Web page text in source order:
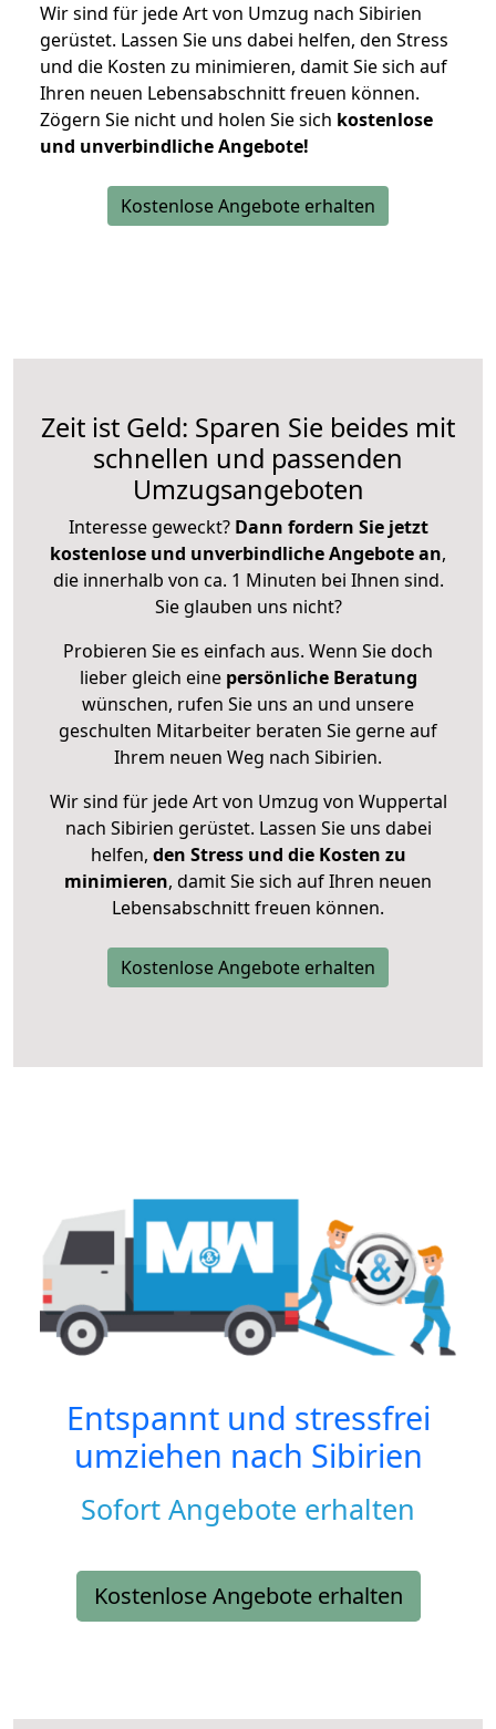
Wir sind für jede Art von Umzug nach Sibirien
gerüstet. Lassen Sie uns dabei helfen, den Stress
und die Kosten zu minimieren, damit Sie sich auf
Ihren neuen Lebensabschnitt freuen können.
Zögern Sie nicht und holen Sie sich kostenlose
und unverbindliche Angebote!
Kostenlose Angebote erhalten
Zeit ist Geld: Sparen Sie beides mit
schnellen und passenden
Umzugsangeboten
Interesse geweckt? Dann fordern Sie jetzt
kostenlose und unverbindliche Angebote an,
die innerhalb von ca. 1 Minuten bei Ihnen sind.
Sie glauben uns nicht?
Probieren Sie es einfach aus. Wenn Sie doch
lieber gleich eine persönliche Beratung
wünschen, rufen Sie uns an und unsere
geschulten Mitarbeiter beraten Sie gerne auf
Ihrem neuen Weg nach Sibirien.
Wir sind für jede Art von Umzug von Wuppertal
nach Sibirien gerüstet. Lassen Sie uns dabei
helfen, den Stress und die Kosten zu
minimieren, damit Sie sich auf Ihren neuen
Lebensabschnitt freuen können.
Kostenlose Angebote erhalten
Entspannt und stressfrei
umziehen nach Sibirien
Sofort Angebote erhalten
Kostenlose Angebote erhalten